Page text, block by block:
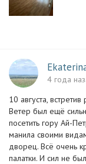
4 года
10 августа,
Ветер был ещё
посетить гору Ай-
манила своими
дворец. Всё очень
палатки. И сил не